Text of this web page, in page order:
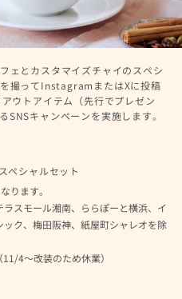
ェとカスタマイズチャイのスペシ
撮ってInstagramまたはXに投稿
ウトアイテム（先行でプレゼン
キャンペーンを実施します。
ペシャルセット
ります。
スモール湘南、ららぽーと横浜、イ
ク、梅田阪神、紙屋町シャレオを除
4～改装のため休業）